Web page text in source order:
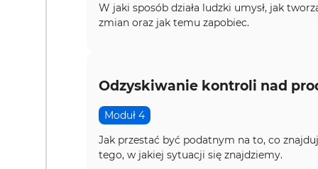
W jaki sposób działa ludzki umysł, jak
zmian oraz jak temu zapobiec.
Odzyskiwanie kontroli nad
Moduł 4
Jak przestać być podatnym na to, co
tego, w jakiej sytuacji się znajdziemy.